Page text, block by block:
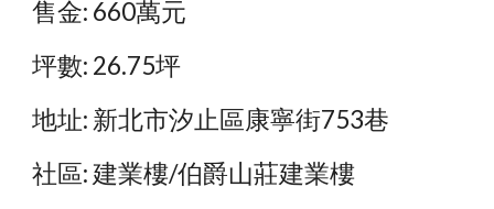
售金: 660萬元
坪數: 26.75坪
地址: 新北市汐止區康寧街753巷
社區: 建業樓/伯爵山莊建業樓